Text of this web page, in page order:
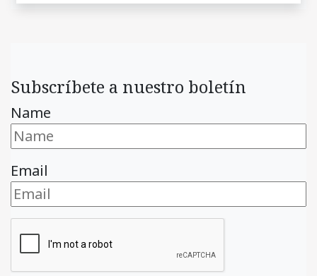
Subscríbete a nuestro boletín
Name
Email